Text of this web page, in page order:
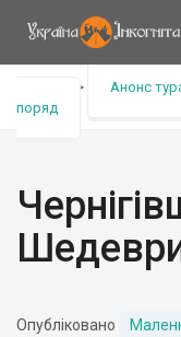
> Анонс
поряд
Опубліковано